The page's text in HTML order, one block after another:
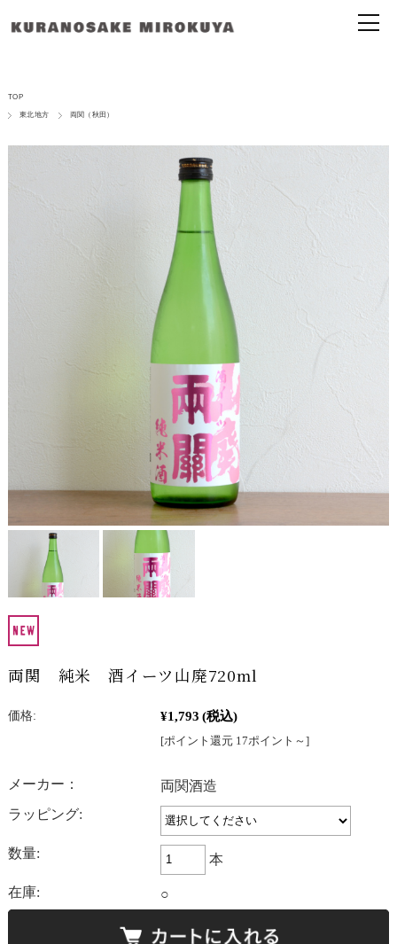
TOP
東北地方 両関（秋田）
両関 純米 酒イーツ山廃720ml
価格: ¥1,793 (税込)
[ポイント還元 17ポイント～]
メーカー：
両関酒造
ラッピング:
数量: 本
在庫: ○